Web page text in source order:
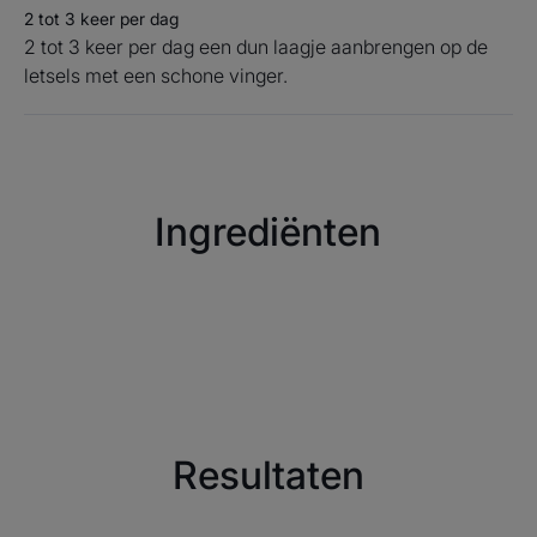
2 tot 3 keer per dag
2 tot 3 keer per dag een dun laagje aanbrengen op de
letsels met een schone vinger.
Ingrediënten
Resultaten